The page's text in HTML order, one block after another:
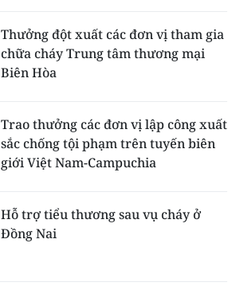
Thưởng đột xuất các đơn vị tham gia
chữa cháy Trung tâm thương mại
Biên Hòa
Trao thưởng các đơn vị lập công xuất
sắc chống tội phạm trên tuyến biên
giới Việt Nam-Campuchia
Hỗ trợ tiểu thương sau vụ cháy ở
Đồng Nai